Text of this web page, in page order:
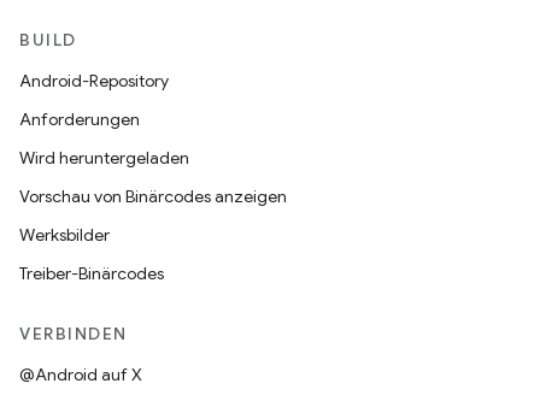
BUILD
Android-Repository
Anforderungen
Wird heruntergeladen
Vorschau von Binärcodes anzeigen
Werksbilder
Treiber-Binärcodes
VERBINDEN
@Android auf X